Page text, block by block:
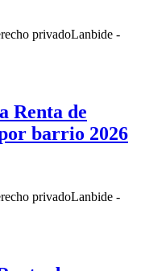
privadoLanbide -
Renta de
barrio 2026
privadoLanbide -